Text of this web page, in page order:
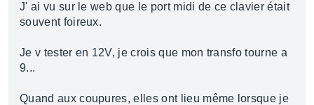
J' ai vu sur le web que le port midi de ce clavier était
souvent foireux.
Je v tester en 12V, je crois que mon transfo tourne a
9...
Quand aux coupures, elles ont lieu même lorsque je